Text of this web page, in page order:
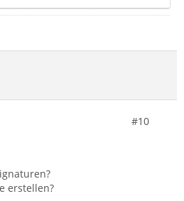
#10
erstellen?